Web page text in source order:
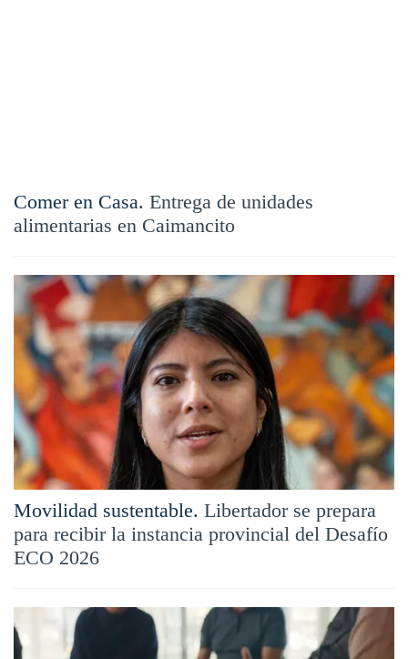
Comer en Casa. Entrega de unidades
alimentarias en Caimancito
Movilidad sustentable. Libertador se prepara
para recibir la instancia provincial del Desafío
ECO 2026